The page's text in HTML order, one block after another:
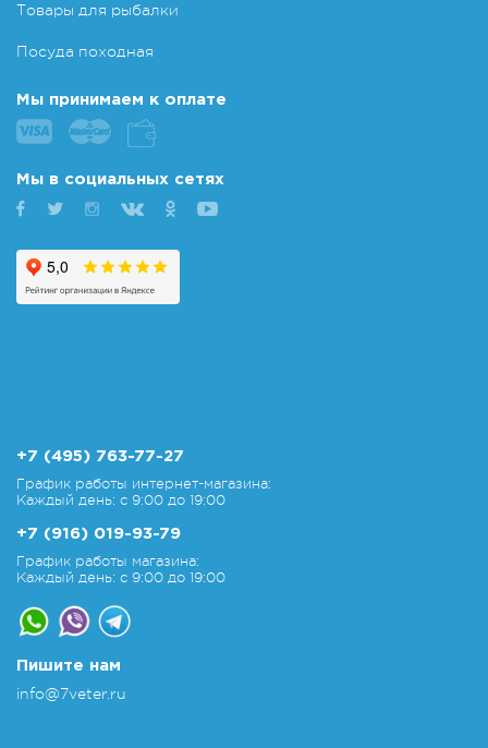
Товары для рыбалки
Посуда походная
Мы принимаем к оплате
Мы в социальных сетях
+7 (495) 763-77-27
График работы интернет-магазина:
Каждый день: с 9:00 до 19:00
+7 (916) 019-93-79
График работы магазина:
Каждый день: с 9:00 до 19:00
Пишите нам
info@7veter.ru